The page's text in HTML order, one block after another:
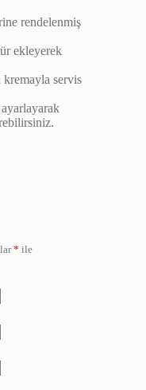
rendelenmiş
ekleyerek
kremayla servis
* ile